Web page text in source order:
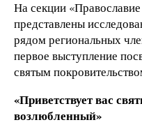
На секции
представлены
рядом региональных
первое выступление
святым
«Приветствует вас
возлюбленный»